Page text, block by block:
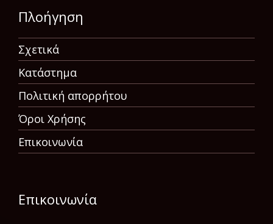
Πλοήγηση
Σχετικά
Κατάστημα
Πολιτική απορρήτου
Όροι Χρήσης
Επικοινωνία
Επικοινωνία